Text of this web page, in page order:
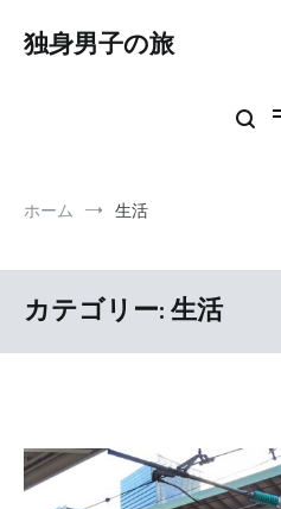
独身男子の旅
ホーム 生活
カテゴリー:生活